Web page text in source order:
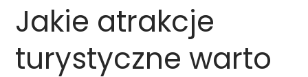
Jakie atrakcje
turystyczne warto